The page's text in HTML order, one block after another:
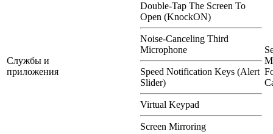
Службы и
приложения
Double-Tap The Screen To
Open (KnockON)
Noise-Canceling Third
Microphone
Speed Notification Keys (Alert
Slider)
Virtual Keypad
Screen Mirroring